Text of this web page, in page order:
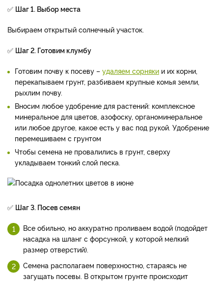
✅ Шаг 1. Выбор места
Выбираем открытый солнечный участок.
✅ Шаг 2. Готовим клумбу
Готовим почву к посеву – удаляем сорняки и их корни,
перекапываем грунт, разбиваем крупные комья земли,
рыхлим почву.
Вносим любое удобрение для растений: комплексное
минеральное для цветов, азофоску, органоминеральное
или любое другое, какое есть у вас под рукой. Удобрение
перемешиваем с грунтом
Чтобы семена не провалились в грунт, сверху
укладываем тонкий слой песка.
✅ Шаг 3. Посев семян
Все обильно, но аккуратно проливаем водой (подойдет
насадка на шланг с форсункой, у которой мелкий
размер отверстий).
Семена располагаем поверхностно, стараясь не
загущать посевы. В открытом грунте происходит